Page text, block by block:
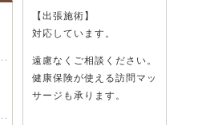
【出張施術】
対応しています。
遠慮なくご相談ください。
健康保険が使える訪問マッ
サージも承ります。